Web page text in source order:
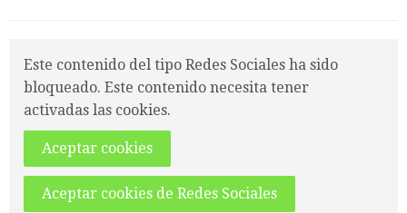
Este contenido del tipo Redes Sociales ha sido
bloqueado. Este contenido necesita tener
activadas las cookies.
Aceptar cookies
Aceptar cookies de Redes Sociales